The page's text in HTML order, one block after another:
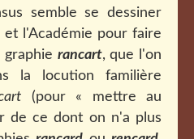
semble se dessiner
l'Académie pour faire
rancart, que l'on
la locution familière
(pour « mettre au
de ce dont on n'a plus